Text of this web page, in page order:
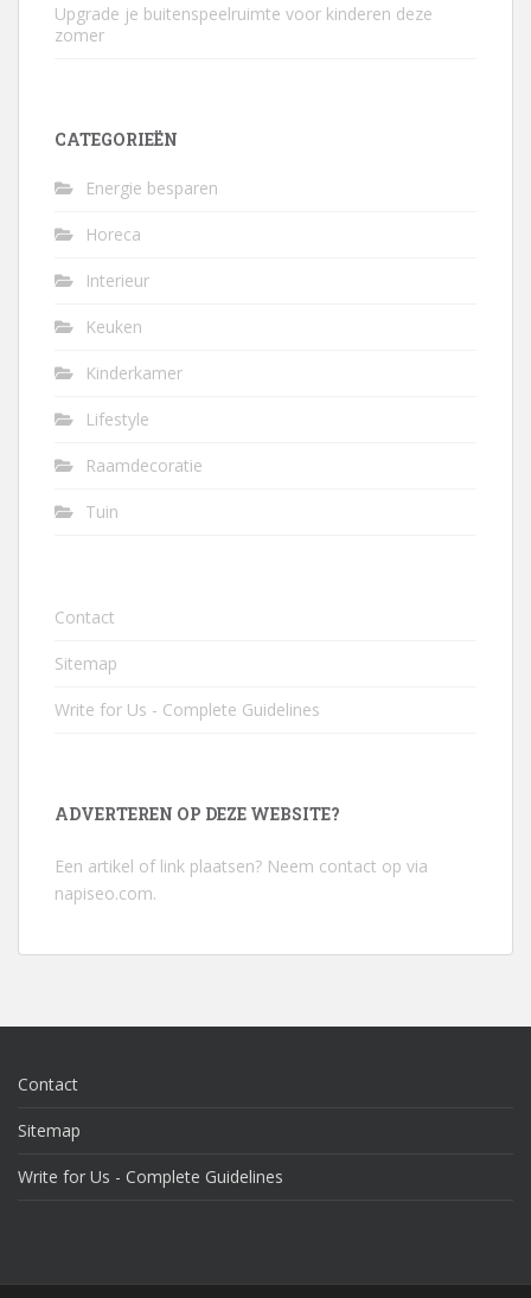
Upgrade je buitenspeelruimte voor kinderen deze
zomer
CATEGORIEËN
Energie besparen
Horeca
Interieur
Keuken
Kinderkamer
Lifestyle
Raamdecoratie
Tuin
Contact
Sitemap
Write for Us - Complete Guidelines
ADVERTEREN OP DEZE WEBSITE?
Een artikel of link plaatsen? Neem contact op via
napiseo.com.
Contact
Sitemap
Write for Us - Complete Guidelines